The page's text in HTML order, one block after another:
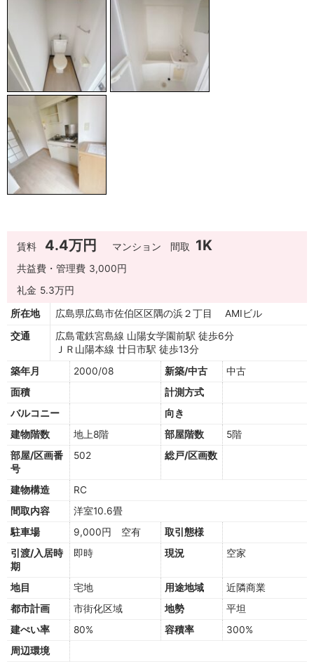
賃料 4.4万円 マンション 間取 1K
共益費・管理費 3,000円
礼金 5.3万円
所在地
広島県広島市佐伯区区隅の浜２丁目 AMIビル
交通
広島電鉄宮島線 山陽女学園前駅 徒歩6分
ＪＲ山陽本線 廿日市駅 徒歩13分
築年月
2000/08 新築/中古
中古
面積
計測方式
バルコニー
向き
建物階数
地上8階 部屋階数
5階
部屋/区画番
号
502 総戸/区画数
建物構造
RC
間取内容
洋室10.6畳
駐車場
9,000円 空有
取引態様
引渡/入居時
期
即時 現況 空家
地目 宅地 用途地域
近隣商業
都市計画
市街化区域 地勢
平坦
建ぺい率
80% 容積率
300%
周辺環境